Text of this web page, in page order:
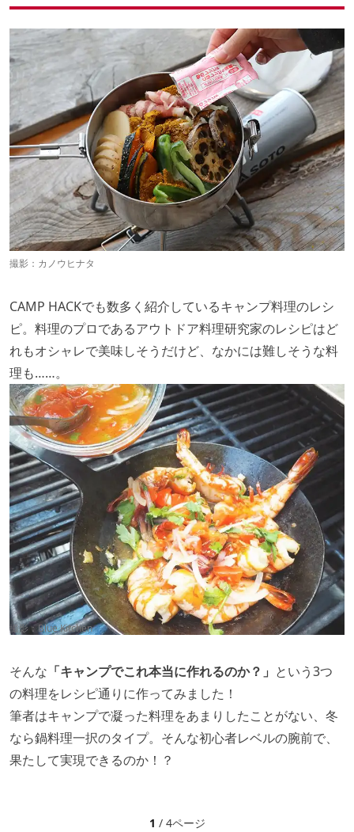
撮影：カノウヒナタ
CAMP HACKでも数多く紹介しているキャンプ料理のレシ
ピ。料理のプロであるアウトドア料理研究家のレシピはど
れもオシャレで美味しそうだけど、なかには難しそうな料
理も……。
撮影：Blue Kitchen
そんな 「キャンプでこれ本当に作れるのか？」 という3つ
の料理をレシピ通りに作ってみました！
筆者はキャンプで凝った料理をあまりしたことがない、冬
なら鍋料理一択のタイプ。そんな初心者レベルの腕前で、
果たして実現できるのか！？
1 / 4ページ